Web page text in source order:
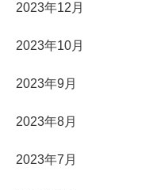
2023年12月
2023年10月
2023年9月
2023年8月
2023年7月